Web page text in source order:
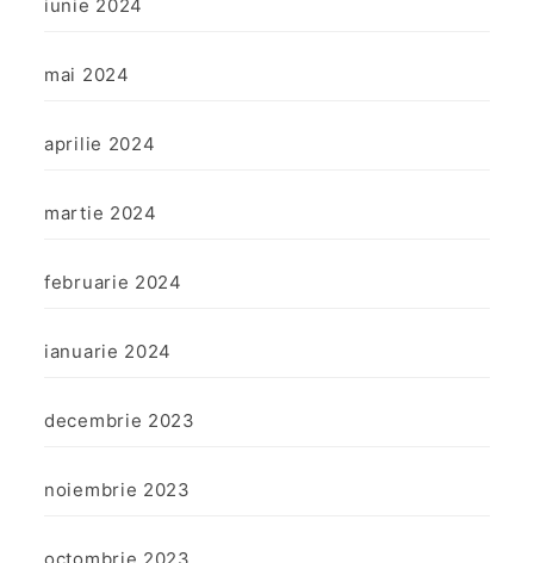
iunie 2024
mai 2024
aprilie 2024
martie 2024
februarie 2024
ianuarie 2024
decembrie 2023
noiembrie 2023